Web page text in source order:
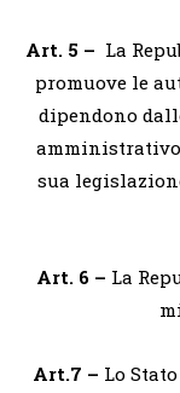
Art. 5 – La
promuove le
dipendono
sua
Art. 6 – La
Art.7 – Lo